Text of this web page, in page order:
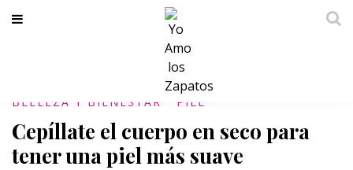
BELLEZA Y BIENESTAR PIEL
Cepíllate el cuerpo en seco para
tener una piel más suave